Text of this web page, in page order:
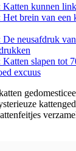
Katten kunnen
brein van
neusafdruk
slapen tot
excuus